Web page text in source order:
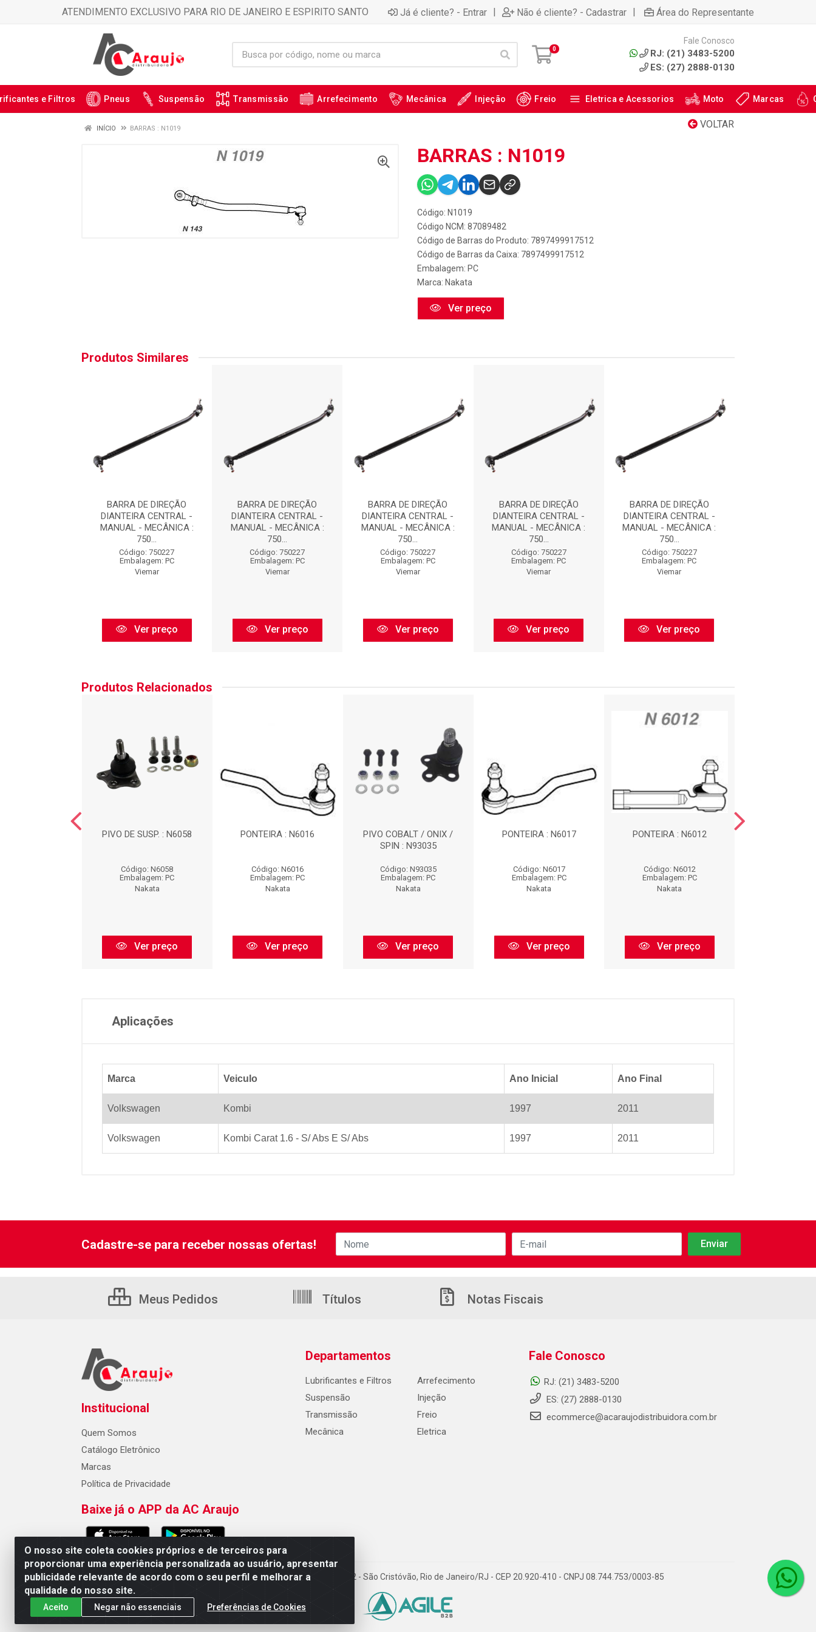
ATENDIMENTO EXCLUSIVO PARA RIO DE JANEIRO E ESPIRITO SANTO Já é cliente? - Entrar | Não é cliente? - Cadastrar | Área do Representante
0
Fale Conosco
RJ: (21) 3483-5200
ES: (27) 2888-0130
e Filtros Pneus Suspensão Transmissão Arrefecimento Mecânica Injeção Freio Eletrica e Acessorios Moto Marcas
VOLTAR
INÍCIO BARRAS : N1019
BARRAS : N1019
Código: N1019
Código NCM: 87089482
Código de Barras do Produto: 7897499917512
Código de Barras da Caixa: 7897499917512
Embalagem: PC
Marca: Nakata
Ver preço
Produtos Similares
BARRA DE DIREÇÃO
DIANTEIRA CENTRAL -
MANUAL - MECÂNICA :
750...
Código: 750227
Embalagem: PC
Viemar
Ver preço
BARRA DE DIREÇÃO
DIANTEIRA CENTRAL -
MANUAL - MECÂNICA :
750...
Código: 750227
Embalagem: PC
Viemar
Ver preço
BARRA DE DIREÇÃO
DIANTEIRA CENTRAL -
MANUAL - MECÂNICA :
750...
Código: 750227
Embalagem: PC
Viemar
Ver preço
BARRA DE DIREÇÃO
DIANTEIRA CENTRAL -
MANUAL - MECÂNICA :
750...
Código: 750227
Embalagem: PC
Viemar
Ver preço
BARRA DE DIREÇÃO
DIANTEIRA CENTRAL -
MANUAL - MECÂNICA :
750...
Código: 750227
Embalagem: PC
Viemar
Ver preço
Produtos Relacionados
PIVO DE SUSP. : N6058
Código: N6058
Embalagem: PC
Nakata
Ver preço
PONTEIRA : N6016
Código: N6016
Embalagem: PC
Nakata
Ver preço
PIVO COBALT / ONIX /
SPIN : N93035
Código: N93035
Embalagem: PC
Nakata
Ver preço
PONTEIRA : N6017
Código: N6017
Embalagem: PC
Nakata
Ver preço
PONTEIRA : N6012
Código: N6012
Embalagem: PC
Nakata
Ver preço
Aplicações
Marca Veiculo Ano Inicial Ano Final
Volkswagen Kombi 1997 2011
Volkswagen Kombi Carat 1.6 - S/ Abs E S/ Abs 1997 2011
O nosso site coleta cookies próprios e de terceiros para
proporcionar uma experiência personalizada ao usuário, apresentar
publicidade relevante de acordo com o seu perfil e melhorar a
qualidade do nosso site.
Aceito Negar não essenciais Preferências de Cookies
Cadastre-se para receber nossas ofertas!
Meus Pedidos Títulos Notas Fiscais
Institucional
Quem Somos
Catálogo Eletrônico
Marcas
Política de Privacidade
Baixe já o APP da AC Araujo
Departamentos
Lubrificantes e Filtros
Suspensão
Transmissão
Mecânica
Arrefecimento
Injeção
Freio
Eletrica
Fale Conosco
RJ: (21) 3483-5200
ES: (27) 2888-0130
ecommerce@acaraujodistribuidora.com.br
AC Araujo Distribuidora - Rua Carneiro de Campos, 42 - São Cristóvão, Rio de Janeiro/RJ - CEP 20.920-410 - CNPJ 08.744.753/0003-85